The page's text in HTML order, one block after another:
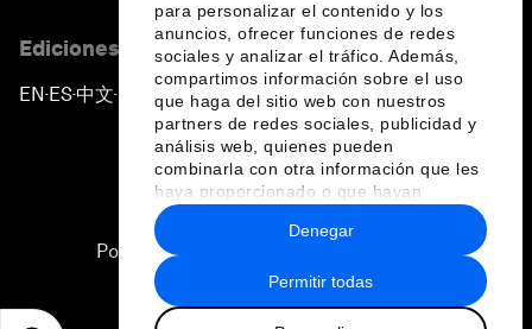
para personalizar el contenido y los
anuncios, ofrecer funciones de redes
sociales y analizar el tráfico. Además,
compartimos información sobre el uso
que haga del sitio web con nuestros
partners de redes sociales, publicidad y
análisis web, quienes pueden
combinarla con otra información que les
haya proporcionado o que hayan
recopilado a partir del uso que haya
hecho de sus servicios.
Permitir todas
Denegar
Ediciones en otros idiomas
EN ▪ ES▪中文▪ 日本語
Política de privacidad y normas de uso